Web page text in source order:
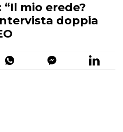
mio erede?
doppia